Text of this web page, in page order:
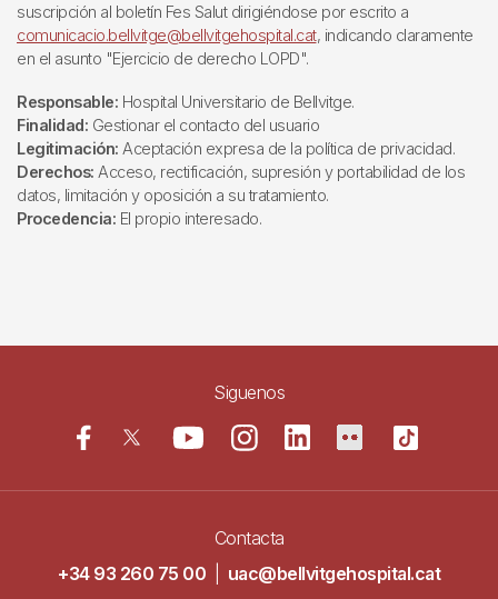
suscripción al boletín Fes Salut dirigiéndose por escrito a
comunicacio.bellvitge@bellvitgehospital.cat, indicando claramente
en el asunto "Ejercicio de derecho LOPD".
Responsable: Hospital Universitario de Bellvitge.
Finalidad: Gestionar el contacto del usuario
Legitimación: Aceptación expresa de la política de privacidad.
Derechos: Acceso, rectificación, supresión y portabilidad de los
datos, limitación y oposición a su tratamiento.
Procedencia: El propio interesado.
Siguenos
Contacta
+34 93 260 75 00
uac@bellvitgehospital.cat